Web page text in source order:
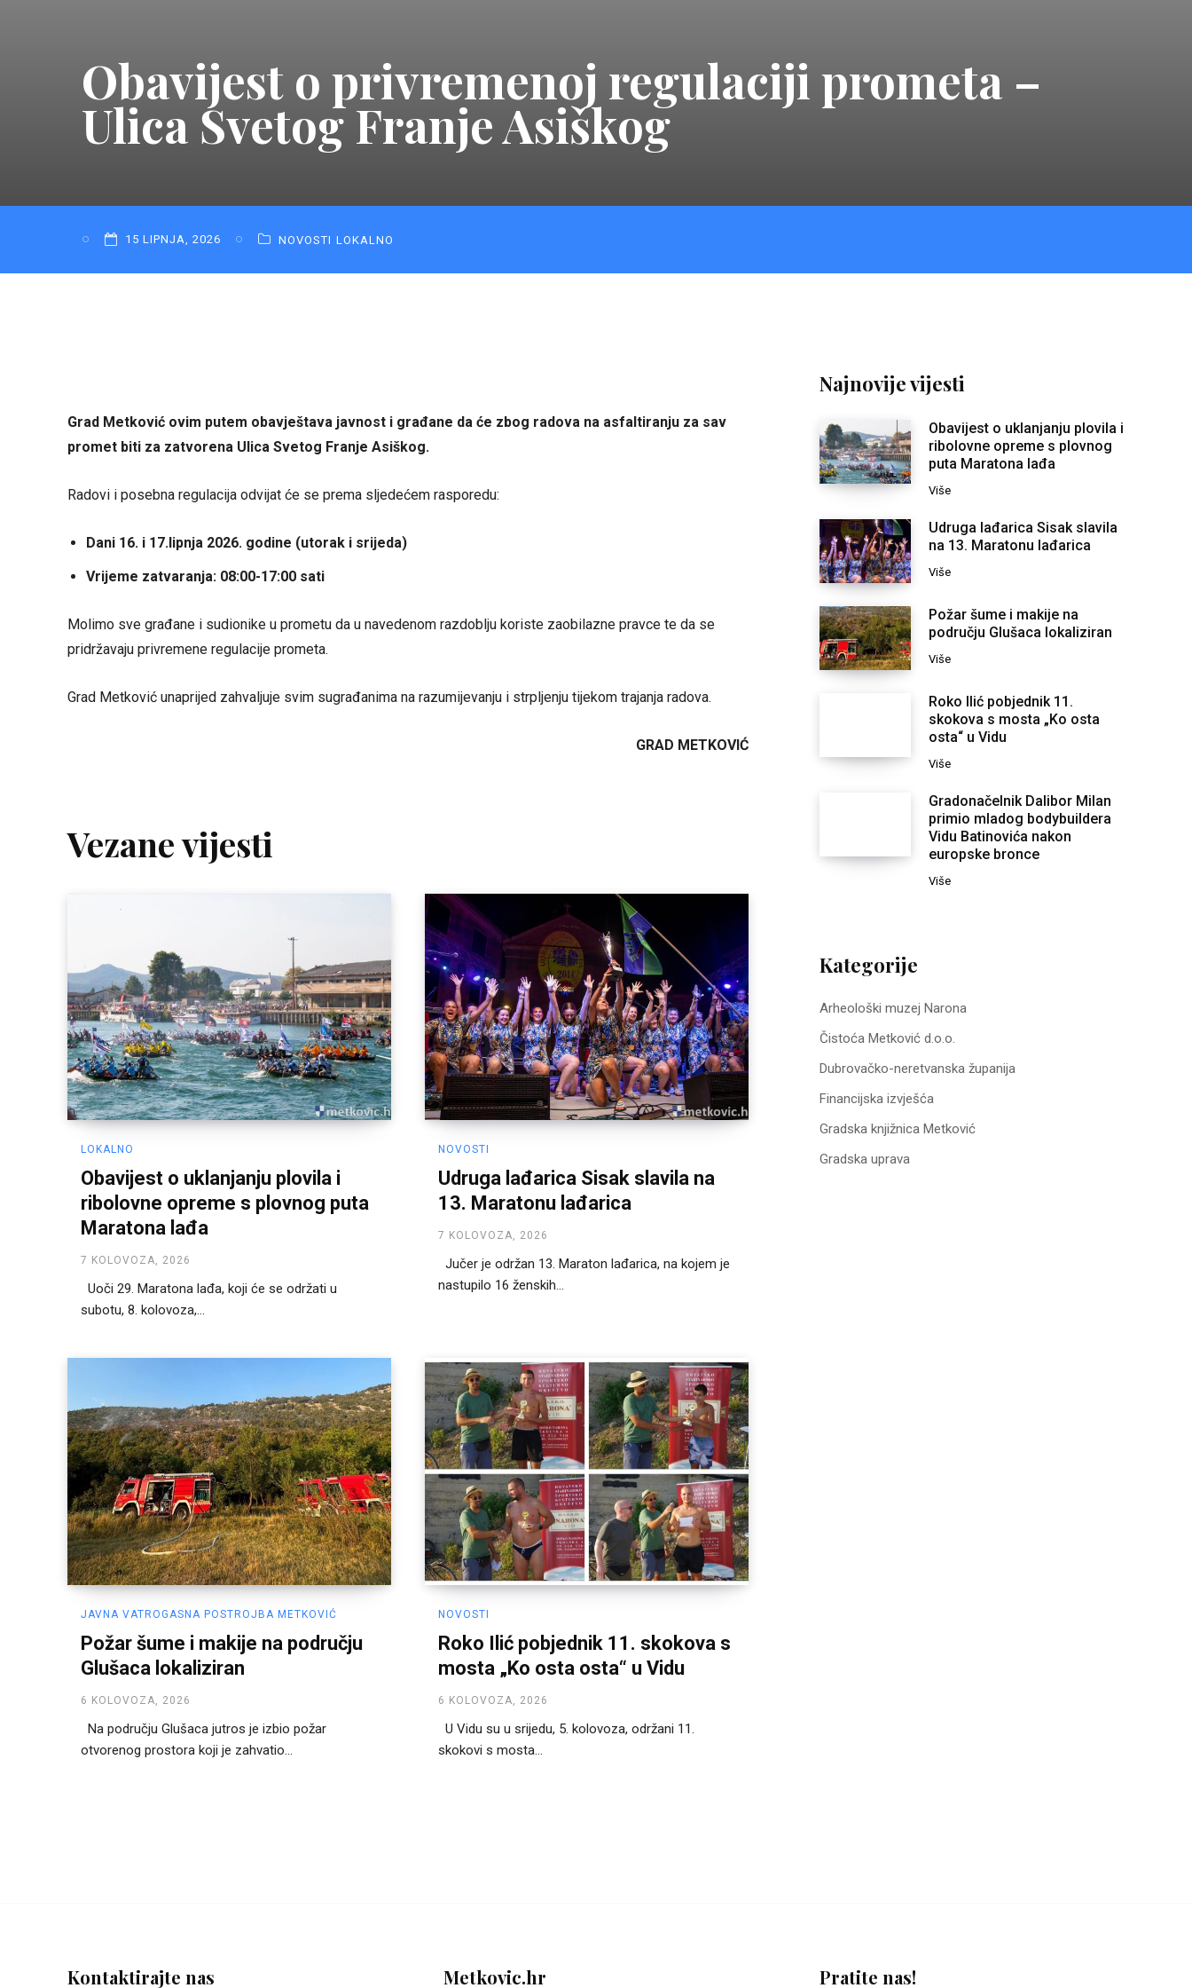
Obavijest o privremenoj regulaciji prometa –
Ulica Svetog Franje Asiškog
15 LIPNJA, 2026 NOVOSTI LOKALNO
Grad Metković ovim putem obavještava javnost i građane da će zbog radova na asfaltiranju za sav
promet biti za zatvorena Ulica Svetog Franje Asiškog.
Radovi i posebna regulacija odvijat će se prema sljedećem rasporedu:
Dani 16. i 17.lipnja 2026. godine (utorak i srijeda)
Vrijeme zatvaranja: 08:00-17:00 sati
Molimo sve građane i sudionike u prometu da u navedenom razdoblju koriste zaobilazne pravce te da se
pridržavaju privremene regulacije prometa.
Grad Metković unaprijed zahvaljuje svim sugrađanima na razumijevanju i strpljenju tijekom trajanja radova.
GRAD METKOVIĆ
Vezane vijesti
LOKALNO
Obavijest o uklanjanju plovila i
ribolovne opreme s plovnog puta
Maratona lađa
7 KOLOVOZA, 2026
Uoči 29. Maratona lađa, koji će se održati u
subotu, 8. kolovoza,...
NOVOSTI
Udruga lađarica Sisak slavila na
13. Maratonu lađarica
7 KOLOVOZA, 2026
Jučer je održan 13. Maraton lađarica, na kojem je
nastupilo 16 ženskih...
JAVNA VATROGASNA POSTROJBA METKOVIĆ
Požar šume i makije na području
Glušaca lokaliziran
6 KOLOVOZA, 2026
Na području Glušaca jutros je izbio požar
otvorenog prostora koji je zahvatio...
NOVOSTI
Roko Ilić pobjednik 11. skokova s
mosta „Ko osta osta“ u Vidu
6 KOLOVOZA, 2026
U Vidu su u srijedu, 5. kolovoza, održani 11.
skokovi s mosta...
Najnovije vijesti
Obavijest o uklanjanju plovila i
ribolovne opreme s plovnog
puta Maratona lađa
Više
Udruga lađarica Sisak slavila
na 13. Maratonu lađarica
Više
Požar šume i makije na
području Glušaca lokaliziran
Više
Roko Ilić pobjednik 11.
skokova s mosta „Ko osta
osta“ u Vidu
Više
Gradonačelnik Dalibor Milan
primio mladog bodybuildera
Vidu Batinovića nakon
europske bronce
Više
Kategorije
Arheološki muzej Narona
Čistoća Metković d.o.o.
Dubrovačko-neretvanska županija
Financijska izvješća
Gradska knjižnica Metković
Gradska uprava
Kontaktirajte nas Metkovic.hr Pratite nas!